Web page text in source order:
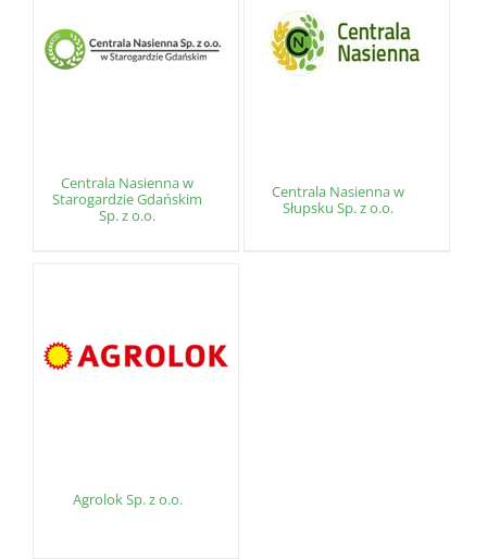
Centrala Nasienna w
Starogardzie Gdańskim
Sp. z o.o.
Centrala Nasienna w
Słupsku Sp. z o.o.
Agrolok Sp. z o.o.